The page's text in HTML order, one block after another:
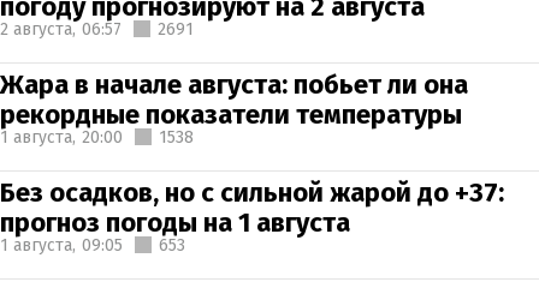
2 августа, 06:57 2691
Жара в начале августа: побьет ли она
рекордные показатели температуры
1 августа, 20:00 1538
Без осадков, но с сильной жарой до +37:
прогноз погоды на 1 августа
1 августа, 09:05 653